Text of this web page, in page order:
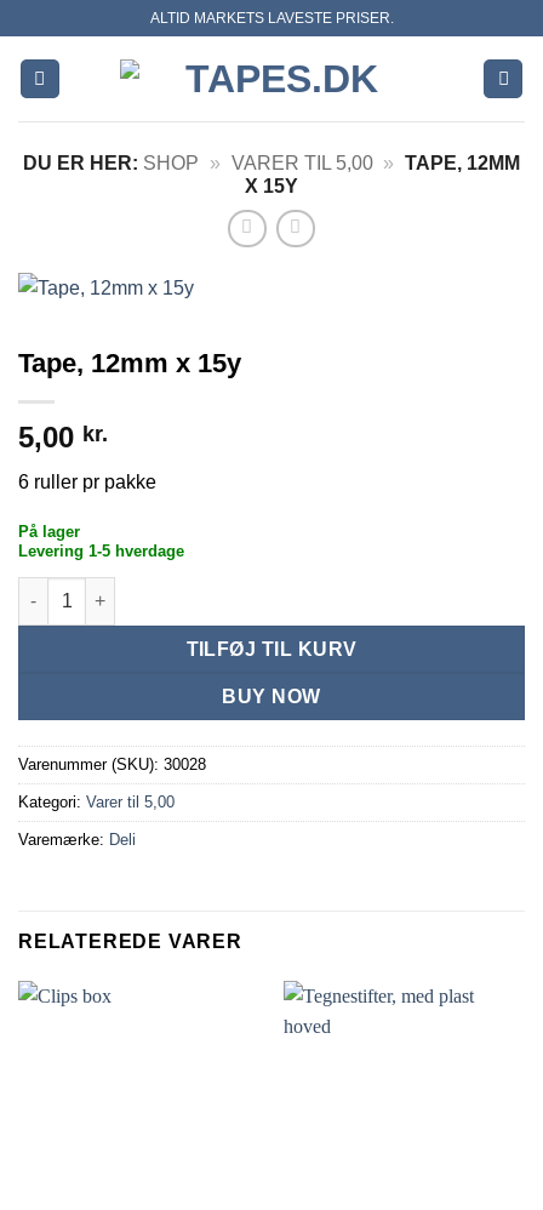
content
ALTID MARKETS LAVESTE PRISER.
DU ER HER: SHOP » VARER TIL 5,00 » TAPE, 12MM
X 15Y
Tape, 12mm x 15y
5,00 kr.
6 ruller pr pakke
På lager
Levering 1-5 hverdage
Tape, 12mm x 15y antal
TILFØJ TIL KURV
BUY NOW
Varenummer (SKU): 30028
Kategori: Varer til 5,00
Varemærke: Deli
RELATEREDE VARER